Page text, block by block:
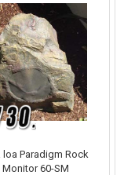
loa Paradigm Rock
Monitor 60-SM